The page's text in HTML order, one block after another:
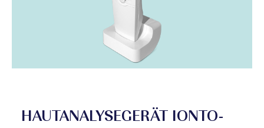
HAUTANALYSEGERÄT IONTO-